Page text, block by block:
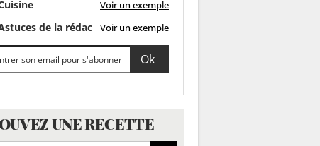
Voir un exemple
de la rédac Voir un exemple
UNE RECETTE